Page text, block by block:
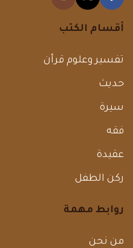
أقسام الكتب
تفسير وعلوم قرأن
حديث
سيرة
فقه
عقيدة
ركن الطفل
روابط مهمة
من نحن